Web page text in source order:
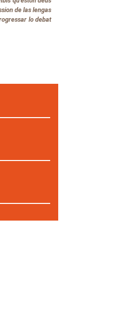
de las lengas
lo debat